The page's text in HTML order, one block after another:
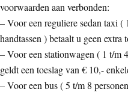
voorwaarden aan verbonden:
– Voor een reguliere sedan taxi
handtassen ) betaalt u geen extra
– Voor een stationwagen ( 1 t/m
geldt een toeslag van € 10,-
– Voor een bus ( 5 t/m 8